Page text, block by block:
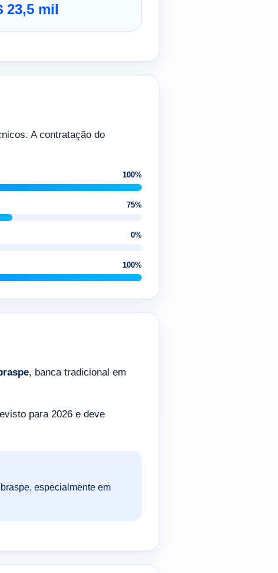
23,5 mil
A contratação do
100%
75%
0%
100%
, banca tradicional em
para 2026 e deve
especialmente em